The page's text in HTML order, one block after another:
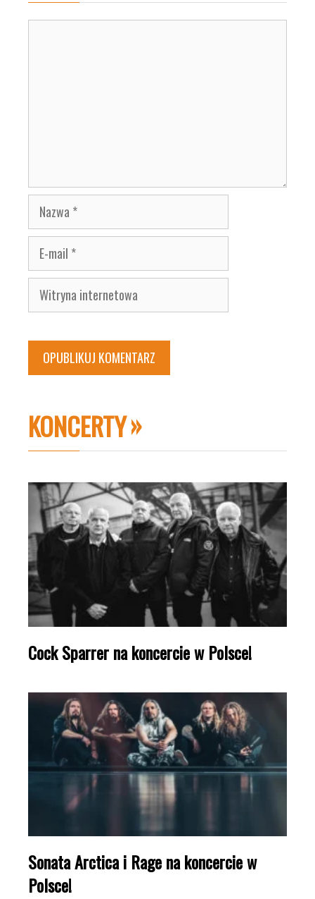
Nazwa
E-
mail
Witryna
internetowa
KONCERTY
Cock Sparrer na koncercie w Polsce!
Sonata Arctica i Rage na koncercie w
Polsce!